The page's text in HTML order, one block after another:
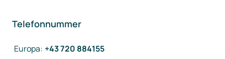
Telefonnummer
Europa: +43 720 884155